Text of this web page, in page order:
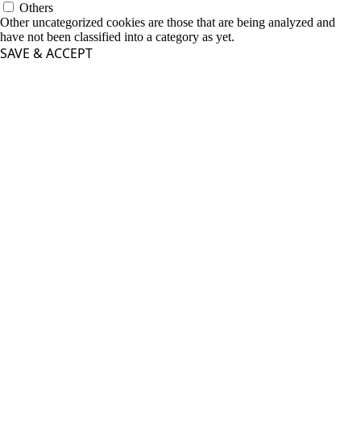
Others
Other uncategorized cookies are those that are being analyzed and
have not been classified into a category as yet.
SAVE & ACCEPT